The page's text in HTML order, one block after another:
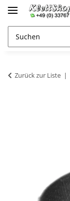
Zurück zur Liste